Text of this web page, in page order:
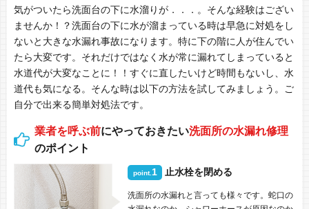
気がついたら洗面台の下に水溜りが．．．。そんな経験はござい
ませんか！？洗面台の下に水が溜まっている時は早急に対処をし
ないと大きな水漏れ事故になります。特に下の階に人が住んでい
たら大変です。それだけではなく水が常に漏れてしまっていると
水道代が大変なことに！！すぐに直したいけど時間もないし、水
道代も気になる。そんな時は以下の方法を試してみましょう。ご
自分で出来る簡単対処法です。
業者を呼ぶ前にやっておきたい洗面所の水漏れ修理
のポイント
point. 1 止水栓を閉める
洗面所の水漏れと言っても様々です。蛇口の